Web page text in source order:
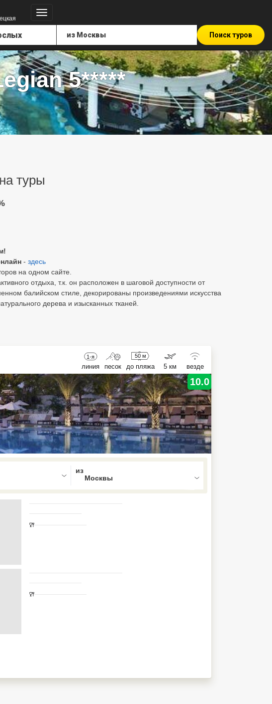
Поиск туров
5*****
туры
- здесь
на одном сайте.
отдыха, т.к. он расположен в шаговой доступности от
балийском стиле, декорированы произведениями искусства
дерева и изысканных тканей.
1-я
линия песок
50 м
до пляжа 5 км везде
10.0
is focused , press Down to open the menu,